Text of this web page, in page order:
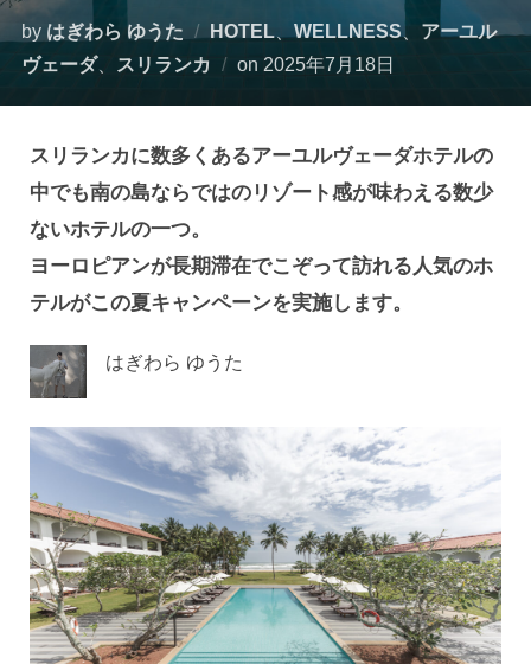
by はぎわら ゆうた HOTEL、 WELLNESS
アーユル
ヴェーダ、 スリランカ on 投
2025年7月18日
スリランカに数多くあるアーユルヴェーダホテルの
中でも南の島ならではのリゾート感が味わえる数少
ないホテルの一つ。
ヨーロピアンが長期滞在でこぞって訪れる人気のホ
テルがこの夏キャンペーンを実施します。
はぎわら ゆうた